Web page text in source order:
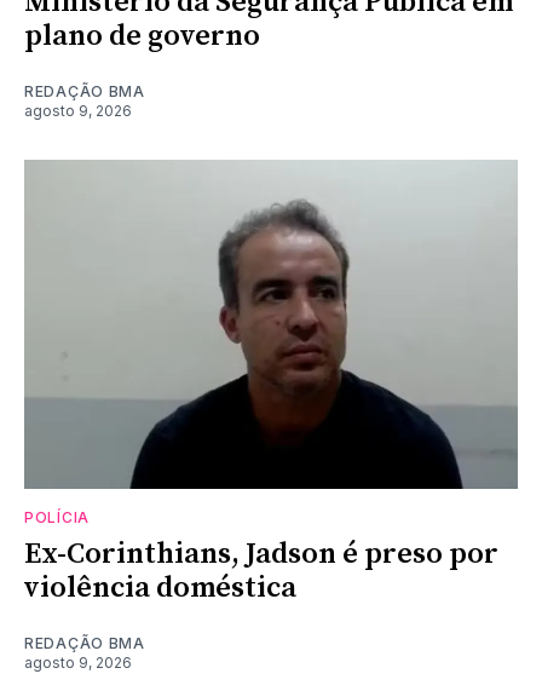
plano de governo
REDAÇÃO BMA
agosto 9, 2026
POLÍCIA
Ex-Corinthians, Jadson é preso por
violência doméstica
REDAÇÃO BMA
agosto 9, 2026